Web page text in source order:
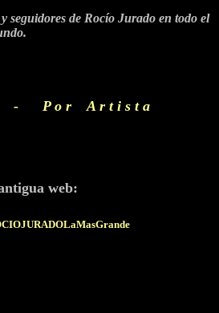
seguidores de Rocío Jurado en todo el
ío - P o r A r t i s t a
web: